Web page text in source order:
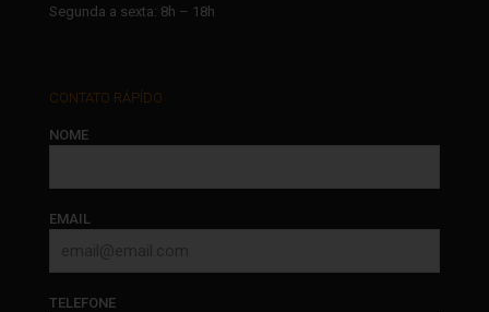
Segunda a sexta: 8h – 18h
CONTATO RÁPÍDO
NOME
EMAIL
TELEFONE